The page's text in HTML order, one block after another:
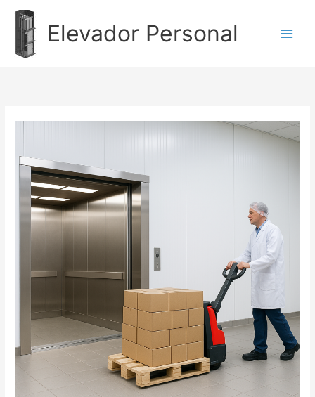
contenido
Elevador Personal